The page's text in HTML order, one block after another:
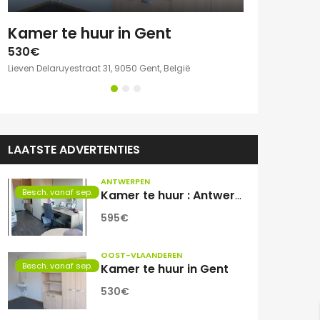
Kamer te huur in Gent
530€
Lieven Delaruyestraat 31, 9050 Gent, België
LAATSTE ADVERTENTIES
Besch. vanaf sep.
ANTWERPEN
Kamer te huur : Antwerpen Zuid
595€
Besch. vanaf sep.
OOST-VLAANDEREN
Kamer te huur in Gent
530€